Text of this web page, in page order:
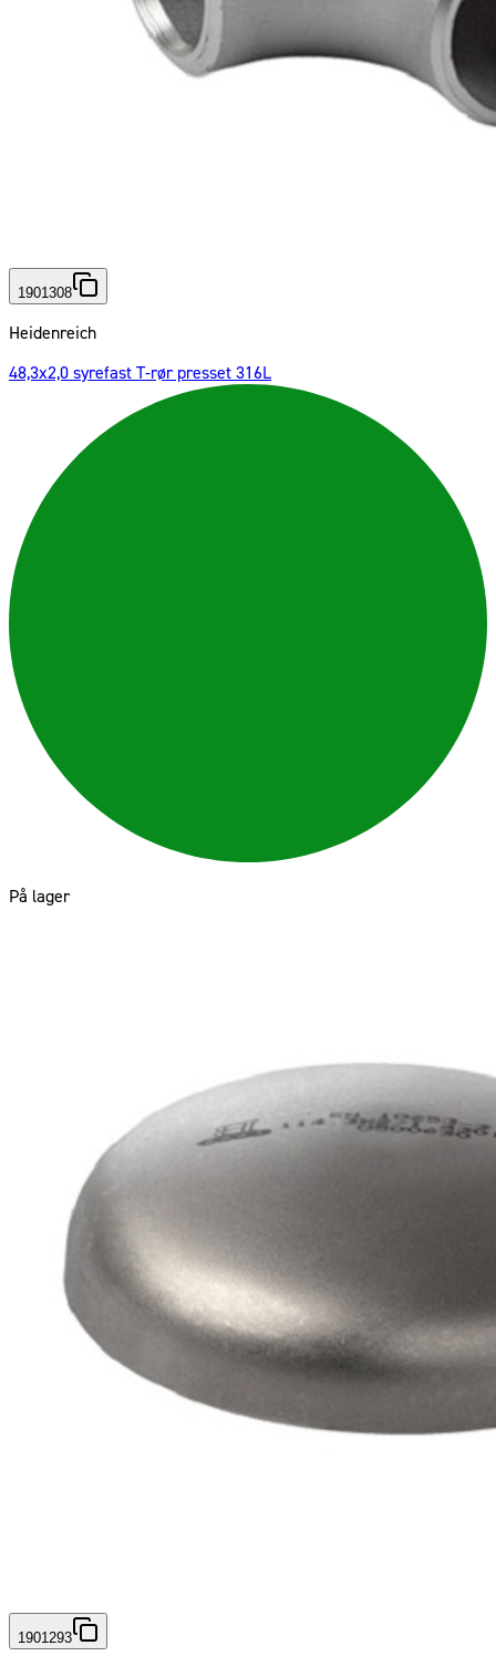
1901308
Heidenreich
48,3x2,0 syrefast T-rør presset 316L
På lager
1901293